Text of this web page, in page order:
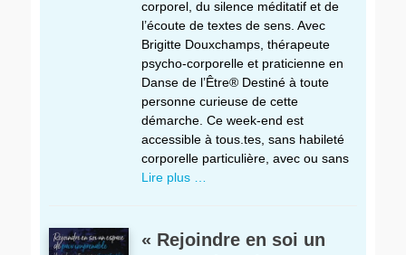
corporel, du silence méditatif et de
l’écoute de textes de sens. Avec
Brigitte Douxchamps, thérapeute
psycho-corporelle et praticienne en
Danse de l’Être® Destiné à toute
personne curieuse de cette
démarche. Ce week-end est
accessible à tous.tes, sans habileté
corporelle particulière, avec ou sans
Lire plus …
« Rejoindre en soi un